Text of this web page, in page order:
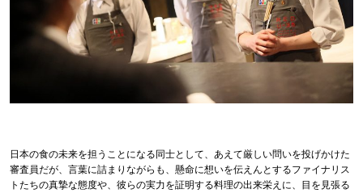
日本の食の未来を担うことになる同士として、あえて厳しい問いを投げかけた
審査員だが、言葉に詰まりながらも、懸命に想いを伝えんとするファイナリス
トたちの真摯な態度や、彼らの実力を証明する料理の出来栄えに、目を見張る